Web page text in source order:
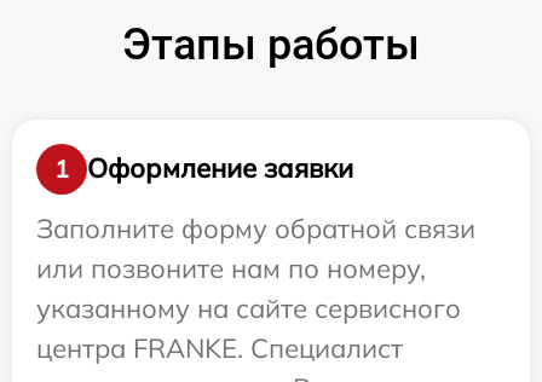
Этапы работы
1
Оформление заявки
Заполните форму обратной связи
или позвоните нам по номеру,
указанному на сайте сервисного
центра FRANKE. Специалист